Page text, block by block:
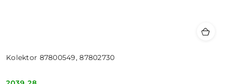
Kolektor 87800549, 87802730